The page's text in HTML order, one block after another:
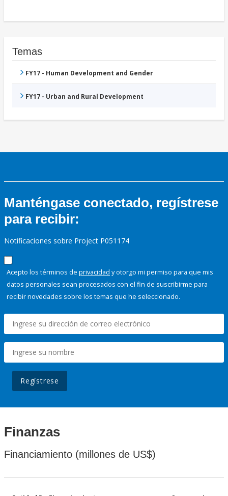
Temas
FY17 - Human Development and Gender
FY17 - Urban and Rural Development
Manténgase conectado, regístrese
para recibir:
Notificaciones sobre Project P051174
Acepto los términos de privacidad y otorgo mi permiso para que mis
datos personales sean procesados con el fin de suscribirme para
recibir novedades sobre los temas que he seleccionado.
Regístrese
Finanzas
Financiamiento (millones de US$)